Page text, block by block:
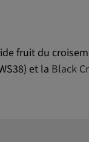
fruit du
et la Black